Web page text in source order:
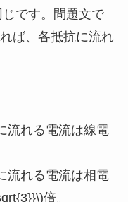
です。問題文で
ば、各抵抗に流れ
流れる電流は線電
流れる電流は相電
倍。